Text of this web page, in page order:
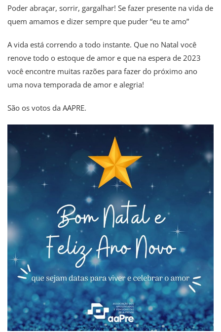
Poder abraçar, sorrir, gargalhar! Se fazer presente na vida de
quem amamos e dizer sempre que puder “eu te amo”
A vida está correndo a todo instante. Que no Natal você
renove todo o estoque de amor e que na espera de 2023
você encontre muitas razões para fazer do próximo ano
uma nova temporada de amor e alegria!
São os votos da AAPRE.